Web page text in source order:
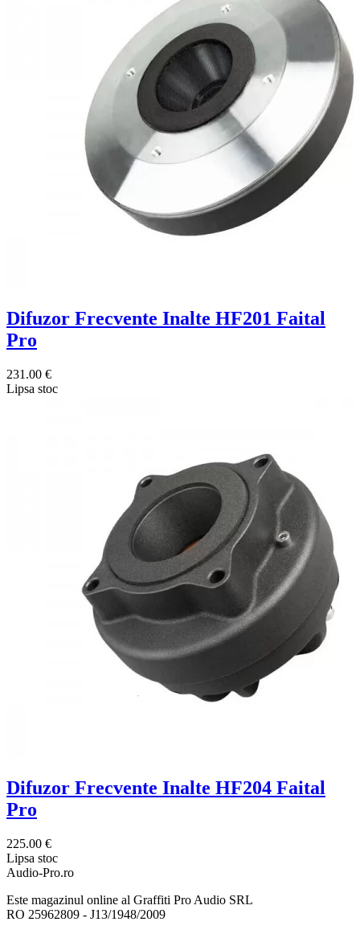
Difuzor Frecvente Inalte HF201 Faital
Pro
231.00 €
Lipsa stoc
Difuzor Frecvente Inalte HF204 Faital
Pro
225.00 €
Lipsa stoc
Audio-Pro.ro
Este magazinul online al Graffiti Pro Audio SRL
RO 25962809 - J13/1948/2009